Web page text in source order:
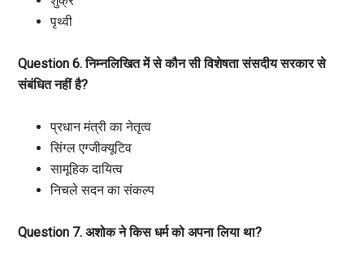
पृथ्वी
Question 6. निम्नलिखित में से कौन सी विशेषता संसदीय सरकार से
संबंधित नहीं है?
प्रधान मंत्री का नेतृत्व
सिंग्ल एग्जीक्यूटिव
सामूहिक दायित्व
निचले सदन का संकल्प
Question 7. अशोक ने किस धर्म को अपना लिया था?